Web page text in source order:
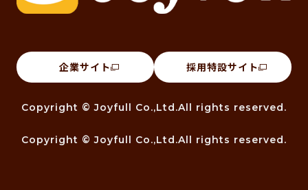
企業サイト 採用特設サイト
Copyright © Joyfull Co.,Ltd.All rights reserved.
Copyright © Joyfull Co.,Ltd.All rights reserved.